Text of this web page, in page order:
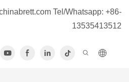
Tel/Whatsapp: +86-
13535413512